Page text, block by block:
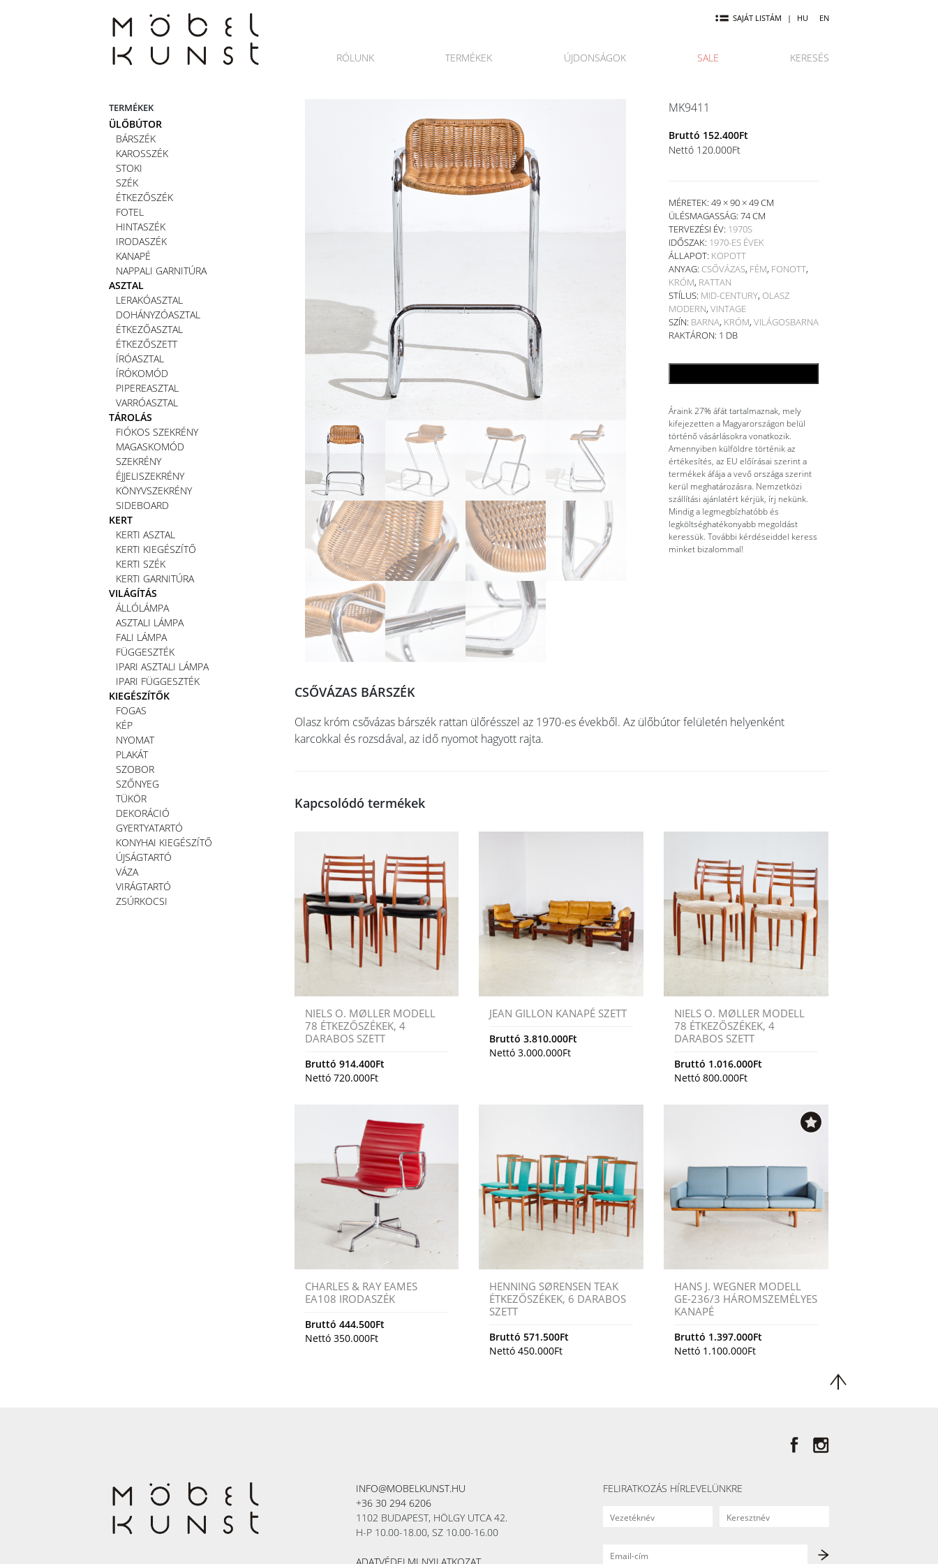
SAJÁT LISTÁM | HU EN
RÓLUNK TERMÉKEK ÚJDONSÁGOK SALE KERESÉS
TERMÉKEK
ÜLŐBÚTOR
BÁRSZÉK
KAROSSZÉK
STOKI
SZÉK
ÉTKEZŐSZÉK
FOTEL
HINTASZÉK
IRODASZÉK
KANAPÉ
NAPPALI GARNITÚRA
ASZTAL
LERAKÓASZTAL
DOHÁNYZÓASZTAL
ÉTKEZŐASZTAL
ÉTKEZŐSZETT
ÍRÓASZTAL
ÍRÓKOMÓD
PIPEREASZTAL
VARRÓASZTAL
TÁROLÁS
FIÓKOS SZEKRÉNY
MAGASKOMÓD
SZEKRÉNY
ÉJJELISZEKRÉNY
KÖNYVSZEKRÉNY
SIDEBOARD
KERT
KERTI ASZTAL
KERTI KIEGÉSZÍTŐ
KERTI SZÉK
KERTI GARNITÚRA
VILÁGÍTÁS
ÁLLÓLÁMPA
ASZTALI LÁMPA
FALI LÁMPA
FÜGGESZTÉK
IPARI ASZTALI LÁMPA
IPARI FÜGGESZTÉK
KIEGÉSZÍTŐK
FOGAS
KÉP
NYOMAT
PLAKÁT
SZOBOR
SZŐNYEG
TÜKÖR
DEKORÁCIÓ
GYERTYATARTÓ
KONYHAI KIEGÉSZÍTŐ
ÚJSÁGTARTÓ
VÁZA
VIRÁGTARTÓ
ZSÚRKOCSI
MK9411
Bruttó 152.400Ft
Nettó 120.000Ft
MÉRETEK: 49 × 90 × 49 CM
ÜLÉSMAGASSÁG: 74 CM
TERVEZÉSI ÉV: 1970S
IDŐSZAK: 1970-ES ÉVEK
ÁLLAPOT: KOPOTT
ANYAG: CSŐVÁZAS, FÉM, FONOTT,
KRÓM, RATTAN
STÍLUS: MID-CENTURY, OLASZ
MODERN, VINTAGE
SZÍN: BARNA, KRÓM, VILÁGOSBARNA
RAKTÁRON: 1 DB
Áraink 27% áfát tartalmaznak, mely
kifejezetten a Magyarországon belül
történő vásárlásokra vonatkozik.
Amennyiben külföldre történik az
értékesítés, az EU előírásai szerint a
termékek áfája a vevő országa szerint
kerül meghatározásra. Nemzetközi
szállítási ajánlatért kérjük, írj nekünk.
Mindig a legmegbízhatóbb és
legköltséghatékonyabb megoldást
keressük. További kérdéseiddel keress
minket bizalommal!
CSŐVÁZAS BÁRSZÉK
Olasz króm csővázas bárszék rattan ülőrésszel az 1970-es évekből. Az ülőbútor felületén helyenként
karcokkal és rozsdával, az idő nyomot hagyott rajta.
Kapcsolódó termékek
NIELS O. MØLLER MODELL
78 ÉTKEZŐSZÉKEK, 4
DARABOS SZETT
Bruttó 914.400Ft
Nettó 720.000Ft
JEAN GILLON KANAPÉ SZETT
Bruttó3.810.000Ft
Nettó3.000.000Ft
NIELS O. MØLLER MODELL
78 ÉTKEZŐSZÉKEK, 4
DARABOS SZETT
Bruttó 1.016.000Ft
Nettó800.000Ft
CHARLES & RAY EAMES
EA108 IRODASZÉK
Bruttó 444.500Ft
Nettó 350.000Ft
HENNING SØRENSEN TEAK
ÉTKEZŐSZÉKEK, 6 DARABOS
SZETT
Bruttó571.500Ft
Nettó450.000Ft
HANS J. WEGNER MODELL
GE-236/3 HÁROMSZEMÉLYES
KANAPÉ
Bruttó 1.397.000Ft
Nettó 1.100.000Ft
INFO@MOBELKUNST.HU
+36 30 294 6206
1102 BUDAPEST, HÖLGY UTCA 42.
H-P 10.00-18.00, SZ 10.00-16.00
FELIRATKOZÁS HÍRLEVELÜNKRE